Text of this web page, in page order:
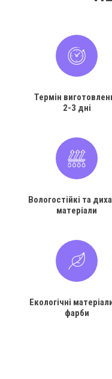
Термін
2-3 дні
Вологостійкі та
матеріали
Екологічні
фарби